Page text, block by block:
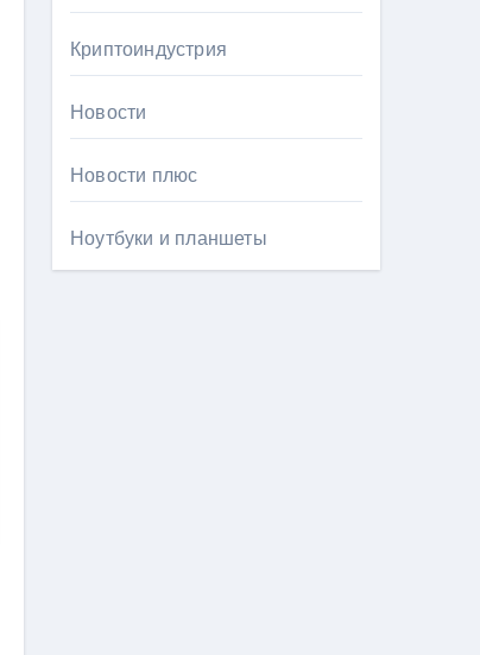
Криптоиндустрия
Новости
Новости плюс
Ноутбуки и планшеты